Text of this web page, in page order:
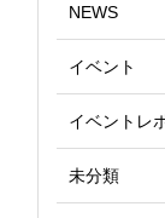
NEWS
イベント
イベントレ
未分類